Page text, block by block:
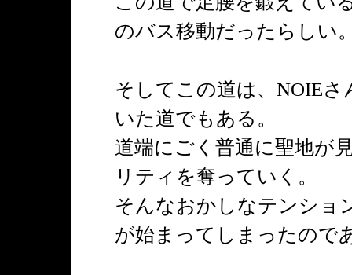
のバス移動だったらしい
そしてこの道は、NOIE
いた道でもある。
道端にごく普通に聖地が
リティを奪っていく。
そんなおかしなテンショ
が始まってしまったので